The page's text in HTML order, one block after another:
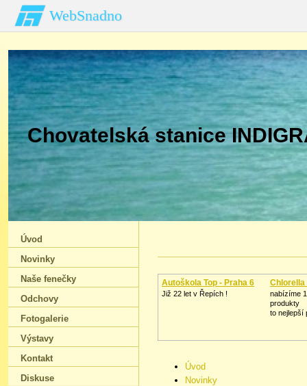
WebSnadno
Chovatelská stanice
Autoškola Top - Praha 6
Již 22 let v Řepích !
nabízíme
produkty
to nejlepší
Úvod
Novinky
Úvod
Novinky
Naše fenečky
Odchovy
Fotogalerie
Výstavy
Kontakt
Diskuse